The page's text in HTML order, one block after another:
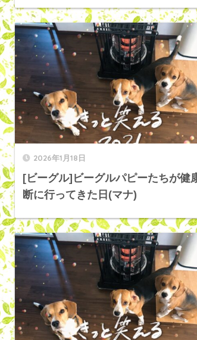
2026年1月18日
[ビーグル]ビーグルパピーたちが健
断に行ってきた日(マナ)